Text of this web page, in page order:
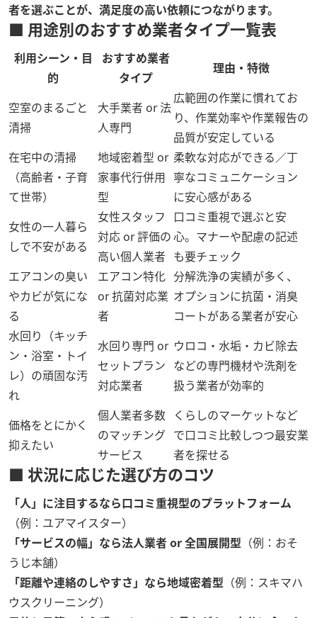
者を選ぶことが、満足度の高い依頼につながります。
■ 用途別のおすすめ業者タイプ一覧表
利用シーン・目
的
おすすめ業者
タイプ
理由・特徴
空室のまるごと
清掃
大手業者 or 法
人専門
広範囲の作業に慣れてお
り、作業効率や作業報告の
品質が安定している
在宅中の清掃
（高齢者・子育
て世帯）
地域密着型 or
家事代行併用
型
柔軟な対応ができる／丁
寧なコミュニケーション
に安心感がある
女性の一人暮ら
しで不安がある
女性スタッフ
対応 or 評価の
高い個人業者
口コミ重視で選ぶと安
心。マナーや配慮の記述
も要チェック
エアコンの臭い
やカビが気にな
る
エアコン特化
or 抗菌対応業
者
分解洗浄の実績が多く、
オプションに抗菌・消臭
コートがある業者が安心
水回り（キッチ
ン・浴室・トイ
レ）の頑固な汚
れ
水回り専門 or
セットプラン
対応業者
ウロコ・水垢・カビ除去
などの専門機材や洗剤を
扱う業者が効率的
価格をとにかく
抑えたい
個人業者多数
のマッチング
サービス
くらしのマーケットなど
で口コミ比較しつつ最安業
者を探せる
■ 状況に応じた選び方のコツ
「人」に注目するなら口コミ重視型のプラットフォーム
（例：ユアマイスター）
「サービスの幅」なら法人業者 or 全国展開型 （例：おそ
うじ本舗）
「距離や連絡のしやすさ」なら地域密着型 （例：スキマハ
ウスクリーニング）